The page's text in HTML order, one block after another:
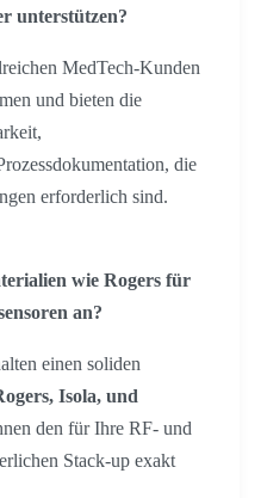
unterstützen?
MedTech-Kunden
und bieten die
die
erforderlich sind.
wie Rogers für
an?
einen soliden
Isola, und
den für Ihre RF- und
Stack-up exakt